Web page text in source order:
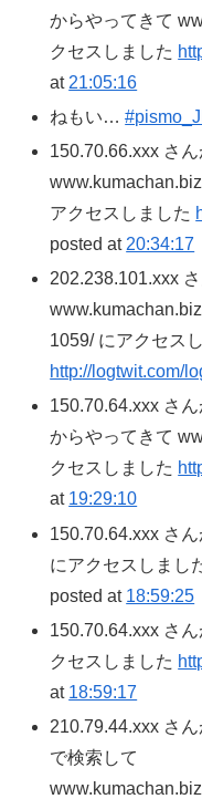
からやってきて
クセスしました
at 21:05:16
ねもい…
150.70.66.xxx さ
アクセスしました
posted at 20:34:17
202.238.101.xxx
1059/ にアクセス
http://logtwit.com/
150.70.64.xxx さ
からやってきて
クセスしました
at 19:29:10
150.70.64.xxx さ
にアクセスしまし
posted at 18:59:25
150.70.64.xxx さ
クセスしました
at 18:59:17
210.79.44.xxx さ
で検索して